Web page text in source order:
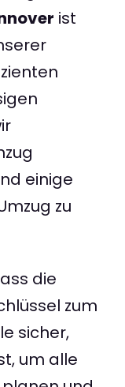
ist
einige
zu
die
zum
sicher,
um alle